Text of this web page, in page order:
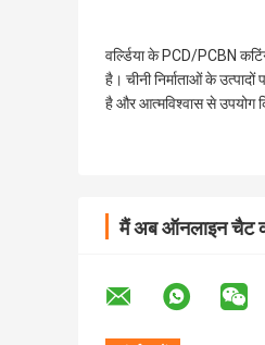
वर्ल्डिया के PCD/PCBN
है। चीनी निर्माताओं के उत्पादों
है और आत्मविश्वास से उपयोग
मैं अब ऑनलाइन चैट